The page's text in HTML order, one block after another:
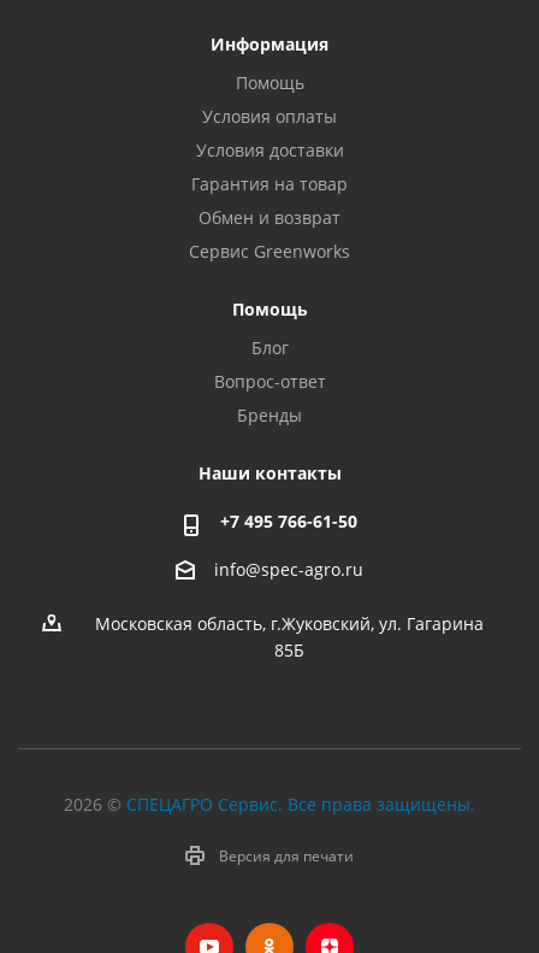
Информация
Помощь
Условия оплаты
Условия доставки
Гарантия на товар
Обмен и возврат
Сервис Greenworks
Помощь
Блог
Вопрос-ответ
Бренды
Наши контакты
+7 495 766-61-50
info@spec-agro.ru
Московская область, г.Жуковский, ул. Гагарина
85Б
2026 © СПЕЦАГРО Сервис. Все права защищены.
Версия для печати